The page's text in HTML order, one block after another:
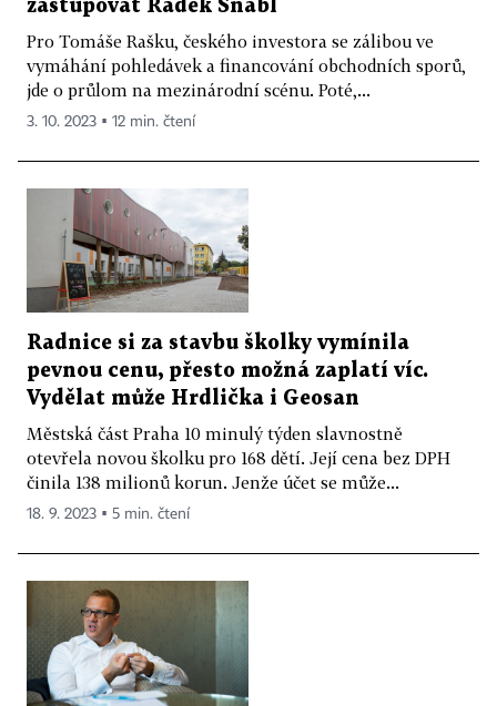
zastupovat Radek Šnábl
Pro Tomáše Rašku, českého investora se zálibou ve
vymáhání pohledávek a financování obchodních sporů,
jde o průlom na mezinárodní scénu. Poté,...
3. 10. 2023 ▪ 12 min. čtení
Radnice si za stavbu školky vymínila
pevnou cenu, přesto možná zaplatí víc.
Vydělat může Hrdlička i Geosan
Městská část Praha 10 minulý týden slavnostně
otevřela novou školku pro 168 dětí. Její cena bez DPH
činila 138 milionů korun. Jenže účet se může...
18. 9. 2023 ▪ 5 min. čtení